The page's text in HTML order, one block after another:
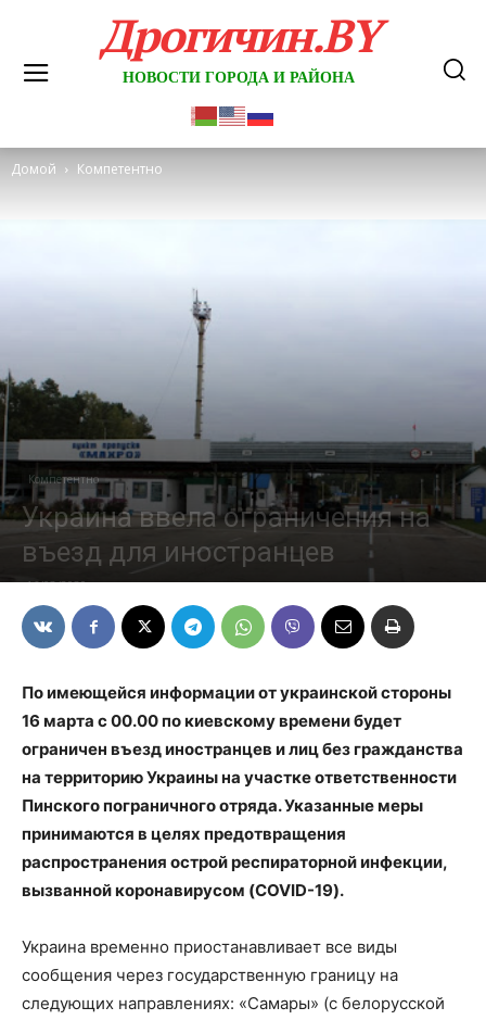
Дрогичин.BY
НОВОСТИ ГОРОДА И РАЙОНА
Домой Компетентно
Компетентно
Украина ввела ограничения на
въезд для иностранцев
16/03/2020
По имеющейся информации от украинской стороны
16 марта с 00.00 по киевскому времени будет
ограничен въезд иностранцев и лиц без гражданства
на территорию Украины на участке ответственности
Пинского пограничного отряда. Указанные меры
принимаются в целях предотвращения
распространения острой респираторной инфекции,
вызванной коронавирусом (COVID-19).
Украина временно приостанавливает все виды
сообщения через государственную границу на
следующих направлениях: «Самары» (с белорусской